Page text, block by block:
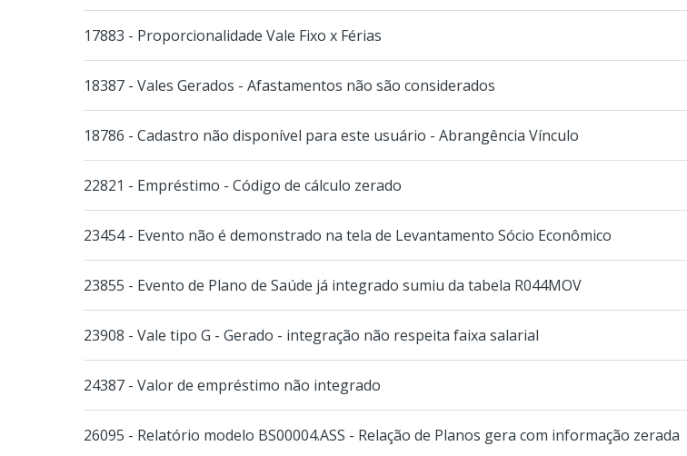
17883 - Proporcionalidade Vale Fixo x Férias
18387 - Vales Gerados - Afastamentos não são considerados
18786 - Cadastro não disponível para este usuário - Abrangência Vínculo
22821 - Empréstimo - Código de cálculo zerado
23454 - Evento não é demonstrado na tela de Levantamento Sócio Econômico
23855 - Evento de Plano de Saúde já integrado sumiu da tabela R044MOV
23908 - Vale tipo G - Gerado - integração não respeita faixa salarial
24387 - Valor de empréstimo não integrado
26095 - Relatório modelo BS00004.ASS - Relação de Planos gera com informação zerada